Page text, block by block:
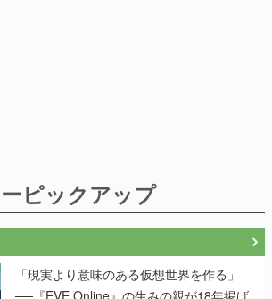
ピックアップ
「現実より意味のある仮想世界を作る」
──『EVE Online』の生みの親が18年掲げ